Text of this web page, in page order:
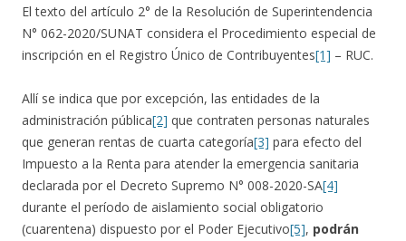
El texto del artículo 2° de la Resolución de Superintendencia
N° 062-2020/SUNAT considera el Procedimiento especial de
inscripción en el Registro Único de Contribuyentes[1] – RUC.
Allí se indica que por excepción, las entidades de la
administración pública[2] que contraten personas naturales
que generan rentas de cuarta categoría[3] para efecto del
Impuesto a la Renta para atender la emergencia sanitaria
declarada por el Decreto Supremo N° 008-2020-SA[4]
durante el período de aislamiento social obligatorio
(cuarentena) dispuesto por el Poder Ejecutivo[5], podrán